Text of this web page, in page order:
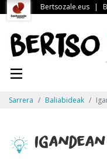
Bertsozale.eus |
Sarrera Baliabideak